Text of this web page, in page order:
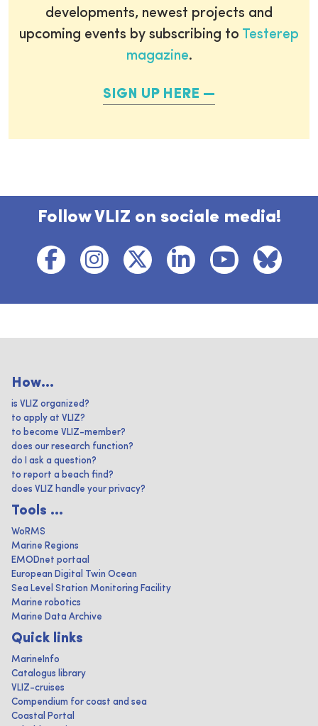
developments, newest projects and
upcoming events by subscribing to Testerep
magazine.
SIGN UP HERE
Follow VLIZ on sociale media!
How...
is VLIZ organized?
to apply at VLIZ?
to become VLIZ-member?
does our research function?
do I ask a question?
to report a beach find?
does VLIZ handle your privacy?
Tools ...
WoRMS
Marine Regions
EMODnet portaal
European Digital Twin Ocean
Sea Level Station Monitoring Facility
Marine robotics
Marine Data Archive
Quick links
MarineInfo
Catalogus library
VLIZ-cruises
Compendium for coast and sea
Coastal Portal